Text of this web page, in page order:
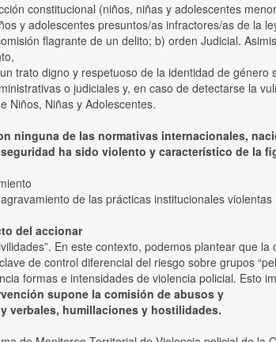
constitucional (niños, niñas y adolescentes
y adolescentes presuntos/as infractores/as de la
flagrante de un delito; b) orden Judicial.
trato digno y respetuoso de la identidad de
o judiciales y, en caso de detectarse la
Niños, Niñas y Adolescentes.
ninguna de las normativas internacionales,
ha sido violento y característico de la
de las prácticas institucionales
del accionar
En este contexto, podemos plantear que
de control diferencial del riesgo sobre grupos
formas e intensidades de violencia policial. Esto
supone la comisión de abusos y
verbales, humillaciones y hostilidades.